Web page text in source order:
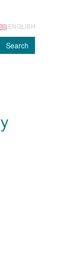
ENGLISH
Search